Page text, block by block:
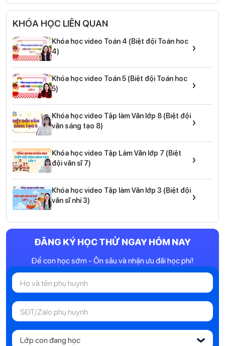
KHÓA HỌC LIÊN QUAN
Khóa học video Toán 4 (Biệt đội Toán hoc
4)
›
Khóa học video Toán 5 (Biệt đội Toán hoc
5)
›
Khóa học video Tập làm Văn lớp 8 (Biệt đội
văn sáng tạo 8)
›
Khóa học video Tập Làm Văn lớp 7 (Biệt
đội văn sĩ 7)
›
Khóa học video Tập làm Văn lớp 3 (Biệt đội
văn sĩ nhí 3)
›
ĐĂNG KÝ HỌC THỬ NGAY HÔM NAY
Để con học sớm - Ôn sâu và nhận ưu đãi học phí!
Lớp con đang học ‹